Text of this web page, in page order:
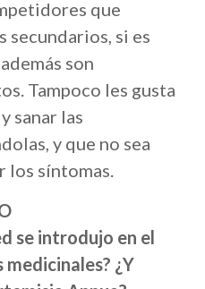
que
secundarios, si es
son
Tampoco les gusta
sanar las
y que no sea
los síntomas.
se introdujo en el
¿Y